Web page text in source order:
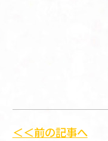
＜＜前の記事へ